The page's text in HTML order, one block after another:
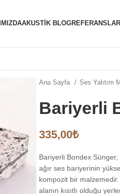
AKUSTIK BLOGREFERANSLAR
Ana Sayfa Ses Yalıtım
Bariyerli
335,00₺
Bariyerli Bondex
ağır ses bariyerinin
kompozit bir
alanın kısıtlı olduğu